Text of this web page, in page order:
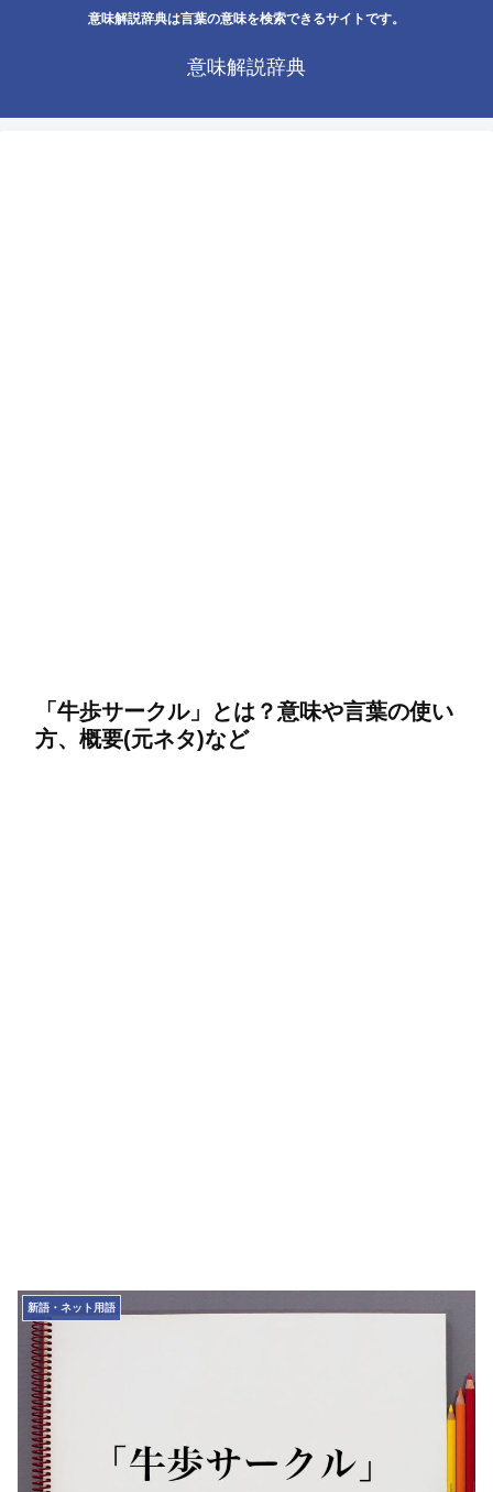
意味解説辞典は言葉の意味を検索できるサイトです。
意味解説辞典
「牛歩サークル」とは？意味や言葉の使い
方、概要(元ネタ)など
新語・ネット用語